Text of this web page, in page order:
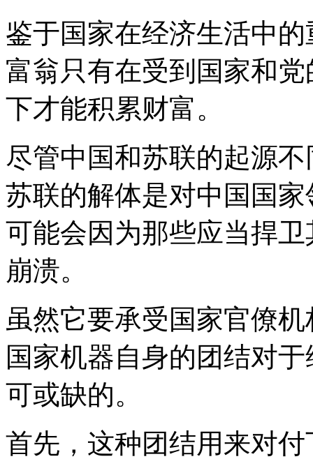
鉴于国家在经济生活中
富翁只有在受到国家和
下才能积累财富。
尽管中国和苏联的起源
苏联的解体是对中国国
可能会因为那些应当捍
崩溃。
虽然它要承受国家官僚
国家机器自身的团结对
可或缺的。
首先，这种团结用来对